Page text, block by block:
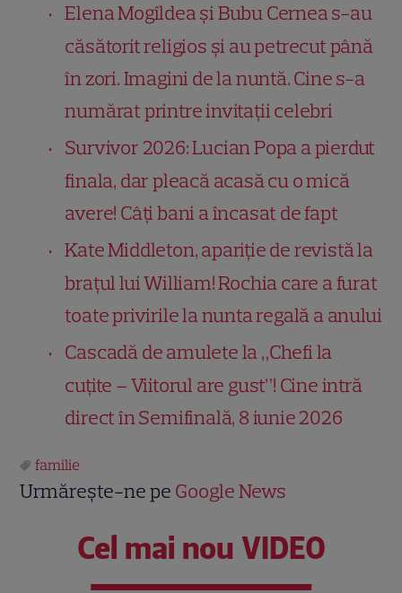
Elena Mogîldea și Bubu Cernea s-au
căsătorit religios și au petrecut până
în zori. Imagini de la nuntă. Cine s-a
numărat printre invitații celebri
Survivor 2026: Lucian Popa a pierdut
finala, dar pleacă acasă cu o mică
avere! Câți bani a încasat de fapt
Kate Middleton, apariție de revistă la
brațul lui William! Rochia care a furat
toate privirile la nunta regală a anului
Cascadă de amulete la „Chefi la
cuțite – Viitorul are gust”! Cine intră
direct în Semifinală, 8 iunie 2026
familie
Urmărește-ne pe Google News
Cel mai nou VIDEO